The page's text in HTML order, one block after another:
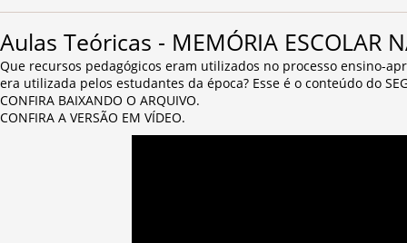
Aulas Teóricas - MEMÓRIA ESCOLAR
Que recursos pedagógicos eram utilizados no processo ensino-
era utilizada pelos estudantes da época? Esse é o conteúdo do
CONFIRA BAIXANDO O ARQUIVO.
CONFIRA A VERSÃO EM VÍDEO.